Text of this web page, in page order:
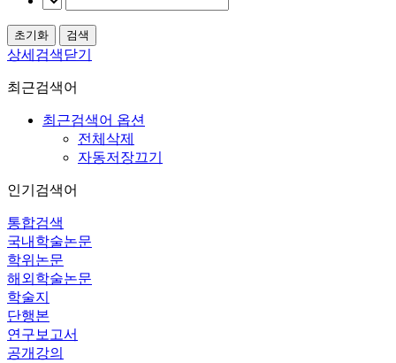
상세검색닫기
최근검색어
최근검색어 옵션
전체삭제
자동저장끄기
인기검색어
통합검색
국내학술논문
학위논문
해외학술논문
학술지
단행본
연구보고서
공개강의